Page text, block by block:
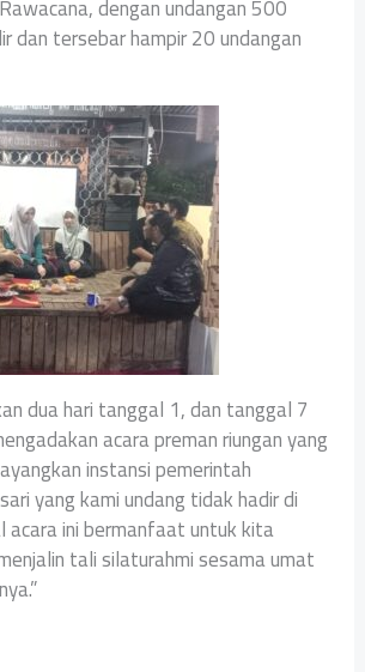
dengan undangan 500
dan tersebar hampir 20 undangan
dua hari tanggal 1, dan tanggal 7
acara preman riungan yang
instansi pemerintah
yang kami undang tidak hadir di
acara ini bermanfaat untuk kita
tali silaturahmi sesama umat